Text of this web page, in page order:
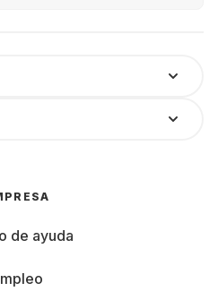
de ayuda